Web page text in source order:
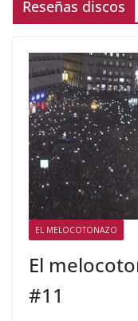
Reseñas discos
EL MELOCOTONAZO
El
#11